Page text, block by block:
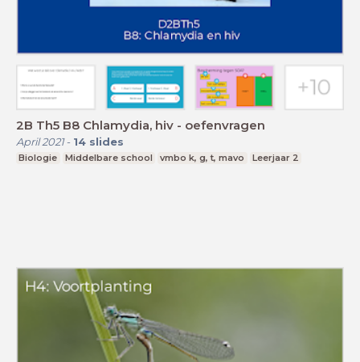
2B Th5 B8 Chlamydia, hiv - oefenvragen
April 2021- 14 slides
Biologie Middelbare school vmbo k, g, t, mavo Leerjaar 2